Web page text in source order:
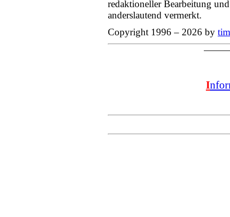
redaktioneller Bearbeitung
anderslautend vermerkt.
Copyright 1996 – 2026 by
I